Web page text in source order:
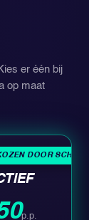
er één bij
op maat
DOOR
p.p.